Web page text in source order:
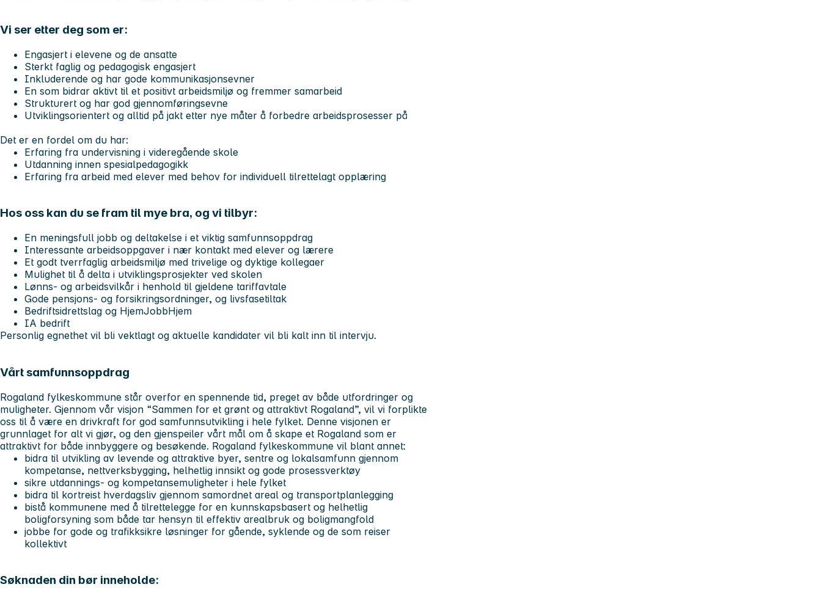
Vi ser etter deg som er:
Engasjert i elevene og de ansatte
Sterkt faglig og pedagogisk engasjert
Inkluderende og har gode kommunikasjonsevner
En som bidrar aktivt til et positivt arbeidsmiljø og fremmer samarbeid
Strukturert og har god gjennomføringsevne
Utviklingsorientert og alltid på jakt etter nye måter å forbedre arbeidsprosesser på
Det er en fordel om du har:
Erfaring fra undervisning i videregående skole
Utdanning innen spesialpedagogikk
Erfaring fra arbeid med elever med behov for individuell tilrettelagt opplæring
Hos oss kan du se fram til mye bra, og vi tilbyr:
En meningsfull jobb og deltakelse i et viktig samfunnsoppdrag
Interessante arbeidsoppgaver i nær kontakt med elever og lærere
Et godt tverrfaglig arbeidsmiljø med trivelige og dyktige kollegaer
Mulighet til å delta i utviklingsprosjekter ved skolen
Lønns- og arbeidsvilkår i henhold til gjeldene tariffavtale
Gode pensjons- og forsikringsordninger, og livsfasetiltak
Bedriftsidrettslag og HjemJobbHjem
IA bedrift
Personlig egnethet vil bli vektlagt og aktuelle kandidater vil bli kalt inn til intervju.
Vårt samfunnsoppdrag
Rogaland fylkeskommune står overfor en spennende tid, preget av både utfordringer og
muligheter. Gjennom vår visjon “Sammen for et grønt og attraktivt Rogaland”, vil vi forplikte
oss til å være en drivkraft for god samfunnsutvikling i hele fylket. Denne visjonen er
grunnlaget for alt vi gjør, og den gjenspeiler vårt mål om å skape et Rogaland som er
attraktivt for både innbyggere og besøkende. Rogaland fylkeskommune vil blant annet:
bidra til utvikling av levende og attraktive byer, sentre og lokalsamfunn gjennom
kompetanse, nettverksbygging, helhetlig innsikt og gode prosessverktøy
sikre utdannings- og kompetansemuligheter i hele fylket
bidra til kortreist hverdagsliv gjennom samordnet areal og transportplanlegging
bistå kommunene med å tilrettelegge for en kunnskapsbasert og helhetlig
boligforsyning som både tar hensyn til effektiv arealbruk og boligmangfold
jobbe for gode og trafikksikre løsninger for gående, syklende og de som reiser
kollektivt
Søknaden din bør inneholde: